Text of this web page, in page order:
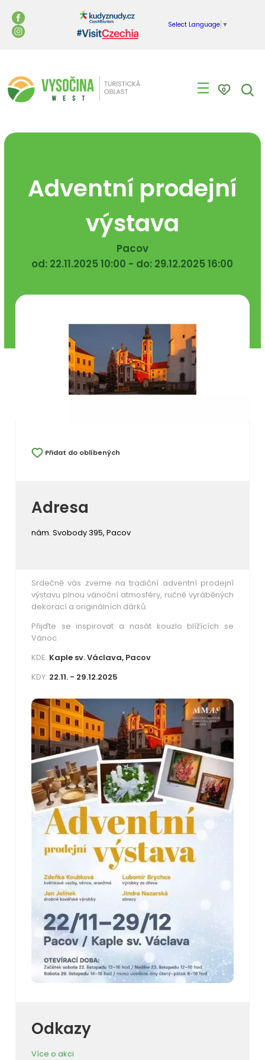
Select Language ▼
☰ 0
Adventní prodejní
výstava
Pacov
od: 22.11.2025 10:00 - do: 29.12.2025 16:00
Přidat do oblíbených
Adresa
nám. Svobody 395, Pacov
Srdečně vás zveme na tradiční adventní prodejní
výstavu plnou vánoční atmosféry, ručně vyráběných
dekorací a originálních dárků.
Přijďte se inspirovat a nasát kouzlo blížících se
Vánoc.
KDE: Kaple sv. Václava, Pacov
KDY: 22.11. - 29.12.2025
Odkazy
Více o akci